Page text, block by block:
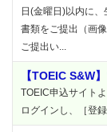
日(金曜日)以内に
書類をご提出（画
ご提出い...
【TOEIC S&W
TOEIC申込サイト
ログインし、［登